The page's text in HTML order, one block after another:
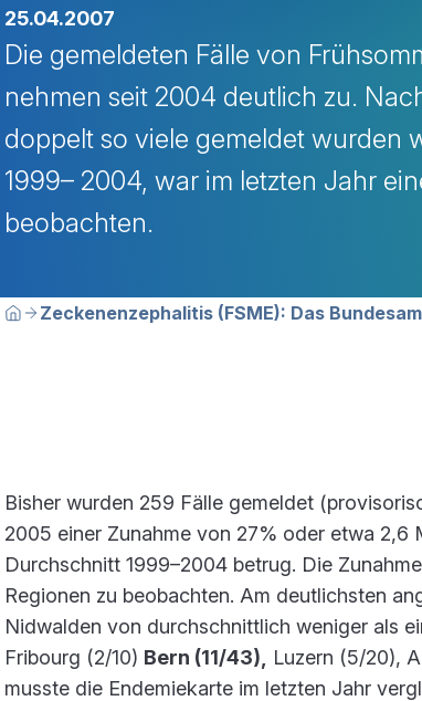
25.04.2007
Die gemeldeten Fälle von
nehmen seit 2004 deutlich zu.
doppelt so viele gemeldet wurden
1999– 2004, war im letzten Jahr
beobachten.
Sie befinden sich hier:
HomeZeckenenzephalitis (FSME): Das
Bisher wurden 259 Fälle gemeldet
2005 einer Zunahme von 27% oder etwa 2,6
Durchschnitt 1999–2004 betrug. Die
Regionen zu beobachten. Am deutlichsten
Nidwalden von durchschnittlich weniger als
Fribourg (2/10) Bern (11/43),
Luzern (5/20),
musste die Endemiekarte im letzten Jahr